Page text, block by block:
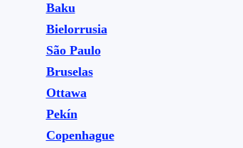
Baku
Bielorrusia
São Paulo
Bruselas
Ottawa
Pekín
Copenhague